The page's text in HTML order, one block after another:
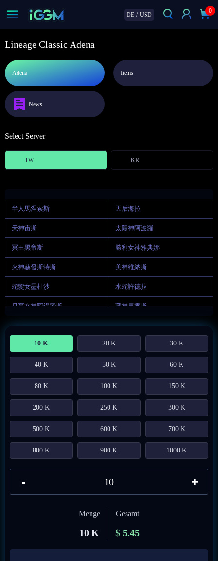
DE / USD
0
Lineage Classic Adena
Adena Items
News
Select Server
TW KR
半人馬涅索斯 天后海拉
天神宙斯 太陽神阿波羅
冥王黑帝斯 勝利女神雅典娜
火神赫發斯特斯 美神維納斯
蛇髮女墨杜沙 水蛇許德拉
月亮女神阿緹蜜斯 戰神馬爾斯
海神波塞頓 收獲女神蒂蜜特
愛神邱比特
10 K 20 K 30 K
40 K 50 K 60 K
80 K 100 K 150 K
200 K 250 K 300 K
500 K 600 K 700 K
800 K 900 K 1000 K
- +
Menge
10 K
Gesamt
$ 5.45